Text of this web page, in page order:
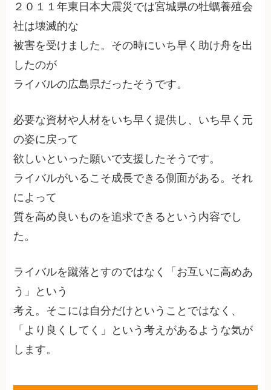
２０１１年東日本大震災では宮城県の牡蠣養殖会
社は壊滅的な
被害を受けました。その時にいち早く助け舟を出
したのが
ライバルの広島県だったそうです。
必要な資材や人材をいち早く提供し、いち早く元
の姿に戻って
欲しいといった願いで支援したそうです。
ライバルがいるこそ成長できる側面がある。それ
によって
質を高め良いものを追求できるという内容でし
た。
ライバルを蹴落とすのではなく「お互いに高めあ
う」という
考え。そこには自分だけということではなく、
「より良くしてく」という考えがあるような気が
します。